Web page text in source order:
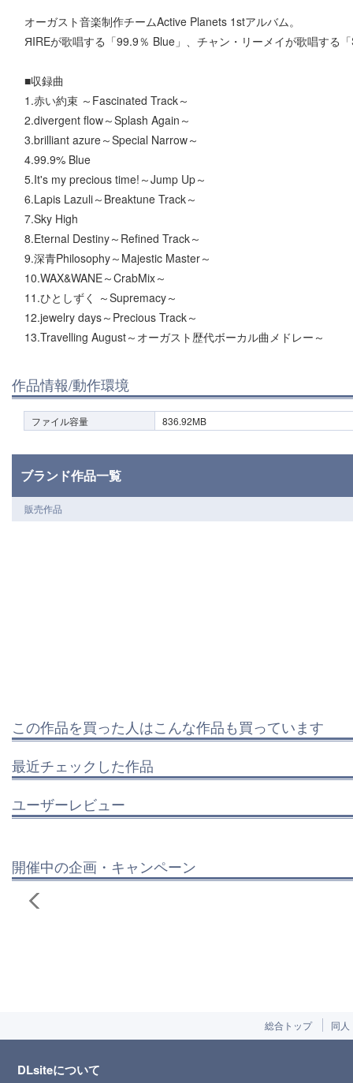
オーガスト音楽制作チームActive Planets 1stアルバム。
ЯIREが歌唱する「99.9％ Blue」、チャン・リーメイが歌唱する
■収録曲
1.赤い約束 ～Fascinated Track～
2.divergent flow～Splash Again～
3.brilliant azure～Special Narrow～
4.99.9% Blue
5.It's my precious time!～Jump Up～
6.Lapis Lazuli～Breaktune Track～
7.Sky High
8.Eternal Destiny～Refined Track～
9.深青Philosophy～Majestic Master～
10.WAX&WANE～CrabMix～
11.ひとしずく ～Supremacy～
12.jewelry days～Precious Track～
13.Travelling August～オーガスト歴代ボーカル曲メドレー～
作品情報/動作環境
ファイル容量 836.92MB
ブランド作品一覧
販売作品
この作品を買った人はこんな作品も買っています
最近チェックした作品
ユーザーレビュー
開催中の企画・キャンペーン
総合トップ 同人
DLsiteについて